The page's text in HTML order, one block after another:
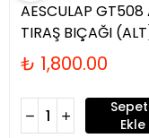
AESCULAP GT508
TIRAŞ BIÇAĞI
₺ 1,800.00
Ekle